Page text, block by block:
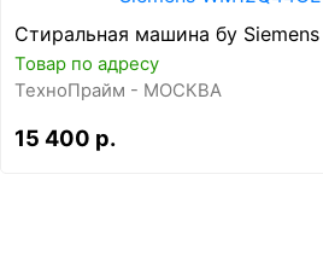
Стиральная машина бу Siemens
Товар по адресу
ТехноПрайм - МОСКВА
15 400 р.